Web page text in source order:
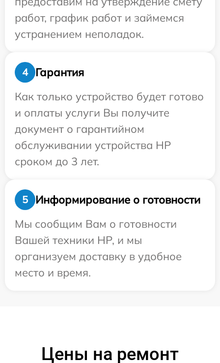
работ, график работ и займемся
устранением неполадок.
4
Гарантия
Как только устройство будет готово
и оплаты услуги Вы получите
документ о гарантийном
обслуживании устройства HP
сроком до 3 лет.
5
Информирование о готовности
Мы сообщим Вам о готовности
Вашей техники HP, и мы
организуем доставку в удобное
место и время.
Цены на ремонт